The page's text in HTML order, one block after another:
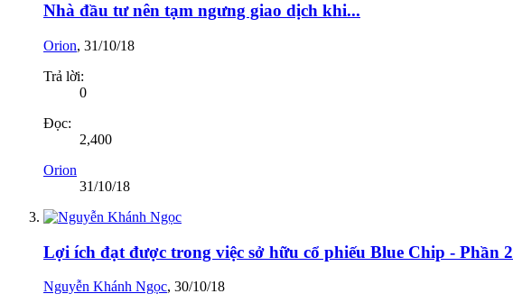
Nhà đầu tư nên tạm ngưng giao dịch khi...
Orion, 31/10/18
Trả lời:
0
Đọc:
2,400
Orion
31/10/18
Lợi ích đạt được trong việc sở hữu cổ phiếu Blue Chip - Phần 2
Nguyễn Khánh Ngọc, 30/10/18